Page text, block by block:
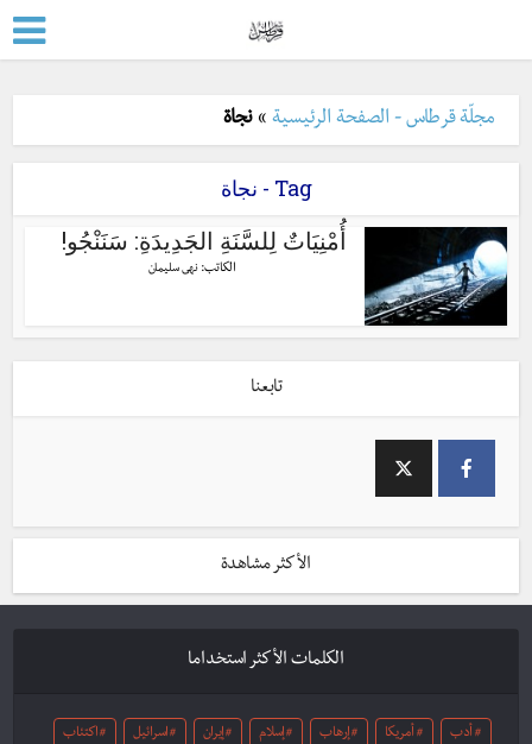
مجلّة قرطاس - الصفحة الرئيسية »نجاة
Tag - نجاة
أُمْنِيَاتٌ لِلسَّنَةِ الجَدِيدَةِ: سَنَنْجُو!
الكاتب:نهى سليمان
تابعنا
الأكثر مشاهدة
الكلمات الأكثر استخداما
أدب أمريكا إرهاب إسلام إيران اسرائيل اكتئاب